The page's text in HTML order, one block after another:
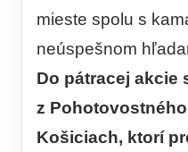
mieste spolu s
neúspešnom
Do pátracej akcie
z
Košiciach, ktorí